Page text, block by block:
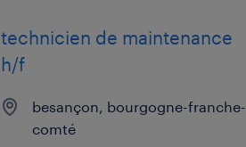
technicien de maintenance
h/f
besançon, bourgogne-franche-
comté